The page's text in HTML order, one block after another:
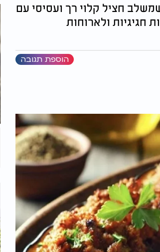
חציל קלוי רך ועסיסי עם
ולארוחות
הוספת תגובה